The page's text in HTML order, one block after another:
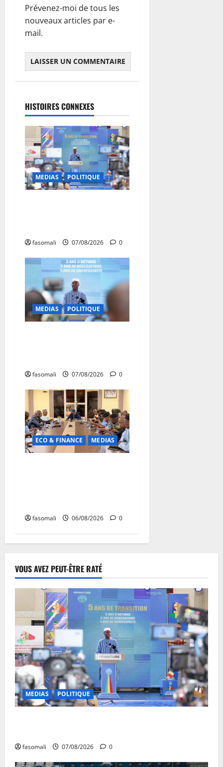
Prévenez-moi de tous les
nouveaux articles par e-
mail.
HISTOIRES CONNEXES
MEDIAS POLITIQUE
fasomali 07/08/2026 0
MEDIAS POLITIQUE
fasomali 07/08/2026 0
ECO & FINANCE MEDIAS
fasomali 06/08/2026 0
VOUS AVEZ PEUT-ÊTRE RATÉ
MEDIAS POLITIQUE
fasomali 07/08/2026 0